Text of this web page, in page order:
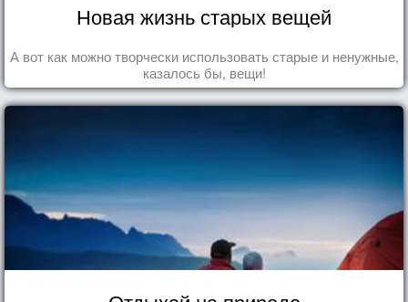
Новая жизнь старых вещей
А вот как можно творчески использовать старые и ненужные,
казалось бы, вещи!